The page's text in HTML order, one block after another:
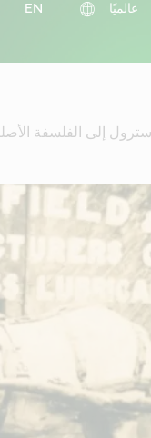
عالميًا
EN
إلى الفلسفة